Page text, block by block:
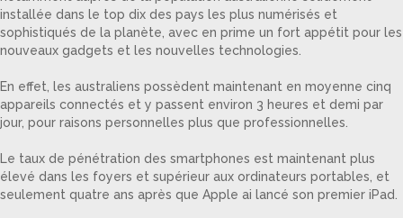
installée dans le top dix des pays les plus numérisés et
sophistiqués de la planète, avec en prime un fort appétit pour les
nouveaux gadgets et les nouvelles technologies.
En effet, les australiens possèdent maintenant en moyenne cinq
appareils connectés et y passent environ 3 heures et demi par
jour, pour raisons personnelles plus que professionnelles.
Le taux de pénétration des smartphones est maintenant plus
élevé dans les foyers et supérieur aux ordinateurs portables, et
seulement quatre ans après que Apple ai lancé son premier iPad.